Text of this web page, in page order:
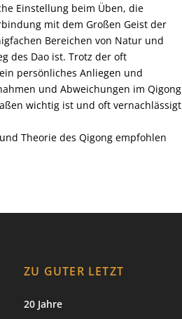
Einstellung beim Üben, die
mit dem Großen Geist der
Bereichen von Natur und
des Dao ist. Trotz der oft
persönliches Anliegen und
und Abweichungen im Qigong
wichtig ist und oft vernachlässigt
Theorie des Qigong empfohlen
ZU GUTER LETZT
20 Jahre